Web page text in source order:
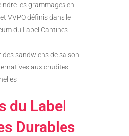
les grammages en
VVPO définis dans le
du Label Cantines
des sandwichs de saison
aux crudités
du Label
Durables